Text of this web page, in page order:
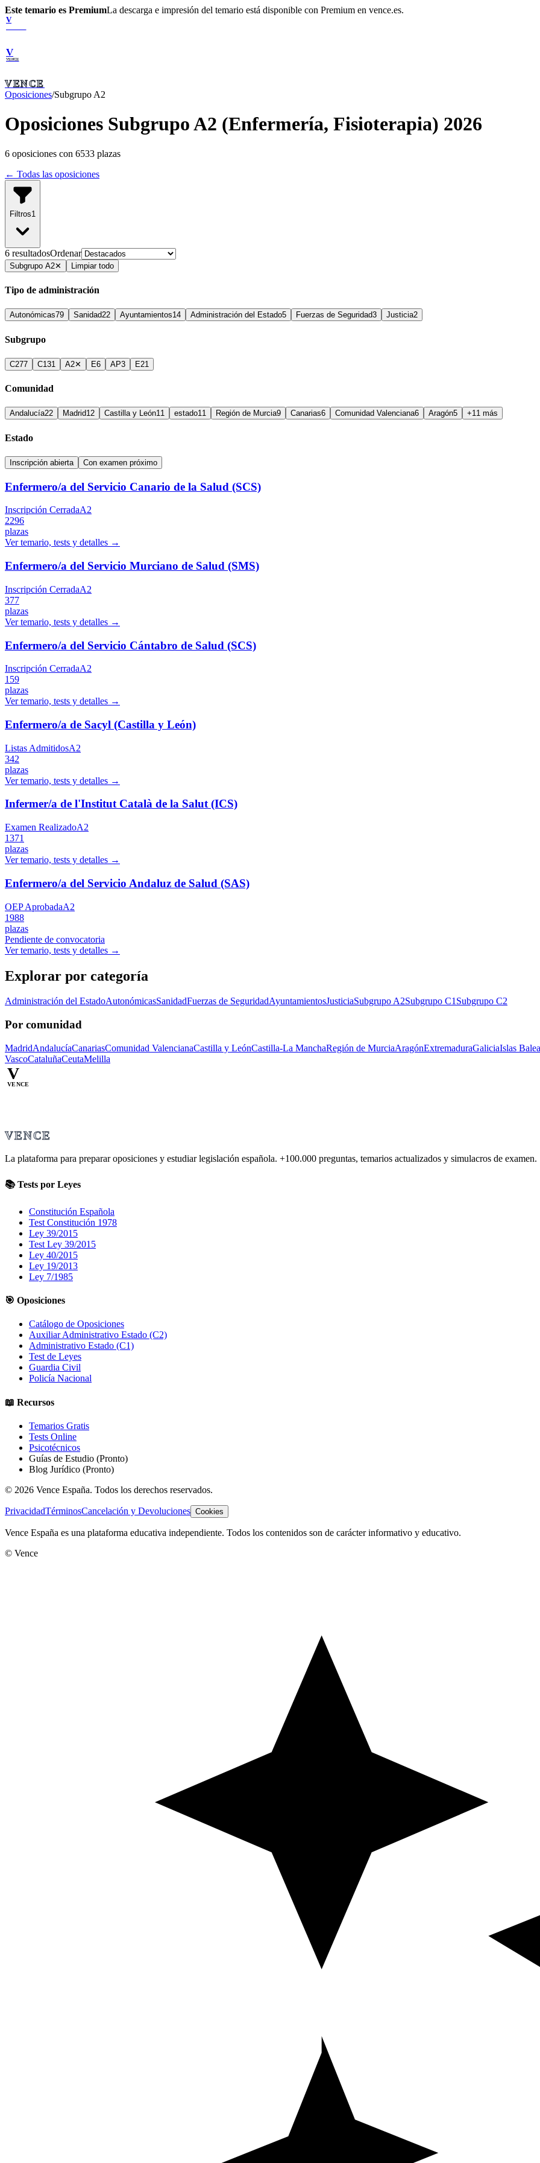
Este temario es PremiumLa descarga e impresión del temario está disponible con Premium en vence.es.
V
V
VENCE
VENCE
Oposiciones/Subgrupo A2
Oposiciones Subgrupo A2 (Enfermería, Fisioterapia) 2026
6 oposiciones con 6533 plazas
← Todas las oposiciones
Filtros1
6 resultadosOrdenar
Subgrupo A2✕ Limpiar todo
Tipo de administración
Autonómicas79 Sanidad22 Ayuntamientos14 Administración del Estado5 Fuerzas de Seguridad3 Justicia2
Subgrupo
C277 C1 31 A2✕ E6 AP3 E21
Comunidad
Andalucía22 Madrid12 Castilla y León11 estado11 Región de Murcia9 Canarias6 Comunidad Valenciana6 Aragón5 +11 más
Estado
Inscripción abierta Con examen próximo
Enfermero/a del Servicio Canario de la Salud (SCS)
Inscripción CerradaA2
2296
plazas
Ver temario, tests y detalles →
Enfermero/a del Servicio Murciano de Salud (SMS)
Inscripción CerradaA2
377
plazas
Ver temario, tests y detalles →
Enfermero/a del Servicio Cántabro de Salud (SCS)
Inscripción CerradaA2
159
plazas
Ver temario, tests y detalles →
Enfermero/a de Sacyl (Castilla y León)
Listas AdmitidosA2
342
plazas
Ver temario, tests y detalles →
Infermer/a de l'Institut Català de la Salut (ICS)
Examen RealizadoA2
1371
plazas
Ver temario, tests y detalles →
Enfermero/a del Servicio Andaluz de Salud (SAS)
OEP AprobadaA2
1988
plazas
Pendiente de convocatoria
Ver temario, tests y detalles →
Explorar por categoría
Administración del EstadoAutonómicasSanidadFuerzas de SeguridadAyuntamientosJusticiaSubgrupo A2Subgrupo C1Subgrupo C2
Por comunidad
MadridAndalucíaCanariasComunidad ValencianaCastilla y LeónCastilla-La ManchaRegión de MurciaAragónExtremaduraGaliciaIslas
VascoCataluñaCeutaMelilla
V
VENCE
VENCE
La plataforma para preparar oposiciones y estudiar legislación española. +100.000 preguntas, temarios actualizados y simulacros de examen.
📚 Tests por Leyes
Constitución Española
Test Constitución 1978
Ley 39/2015
Test Ley 39/2015
Ley 40/2015
Ley 19/2013
Ley 7/1985
🎯 Oposiciones
Catálogo de Oposiciones
Auxiliar Administrativo Estado (C2)
Administrativo Estado (C1)
Test de Leyes
Guardia Civil
Policía Nacional
📖 Recursos
Temarios Gratis
Tests Online
Psicotécnicos
Guías de Estudio (Pronto)
Blog Jurídico (Pronto)
© 2026 Vence España. Todos los derechos reservados.
PrivacidadTérminosCancelación y Devoluciones Cookies
Vence España es una plataforma educativa independiente. Todos los contenidos son de carácter informativo y educativo.
© Vence